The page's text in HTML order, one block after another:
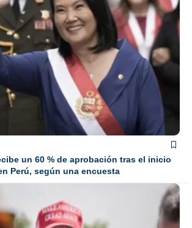
un 60 % de aprobación tras el inicio
Perú, según una encuesta